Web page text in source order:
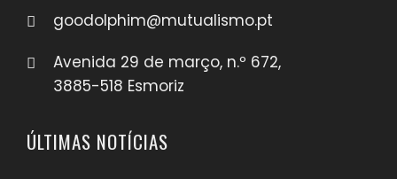
goodolphim@mutualismo.pt
Avenida 29 de março, n.º 672,
3885-518 Esmoriz
ÚLTIMAS NOTÍCIAS